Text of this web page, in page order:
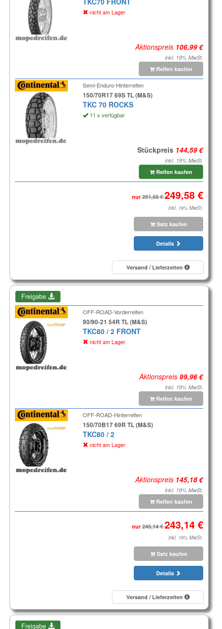
nicht am Lager
Aktionspreis
inkl. 19% MwSt.
Reifen kaufen
Semi-Enduro-Hinterreifen
150/70R17 69S TL (M&S)
TKC 70 ROCKS
11 x verfügbar
Stückpreis
inkl. 19% MwSt.
Reifen kaufen
nur
inkl. 19% MwSt.
Satz kaufen
Details
Versand / Lieferzeiten
Freigabe
OFF-ROAD-Vorderreifen
90/90-21 54R TL (M&S)
TKC80 / 2 FRONT
nicht am Lager
Aktionspreis
inkl. 19% MwSt.
Reifen kaufen
OFF-ROAD-Hinterreifen
150/70B17 69R TL (M&S)
TKC80 / 2
nicht am Lager
Aktionspreis
inkl. 19% MwSt.
Reifen kaufen
nur
inkl. 19% MwSt.
Satz kaufen
Details
Versand / Lieferzeiten
Freigabe